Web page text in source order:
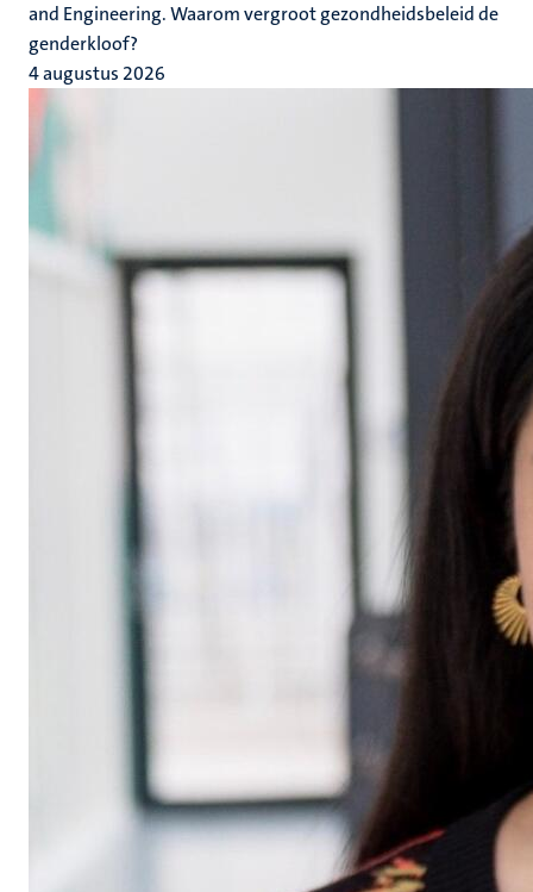
and Engineering. Waarom vergroot gezondheidsbeleid de
genderkloof?
4 augustus 2026